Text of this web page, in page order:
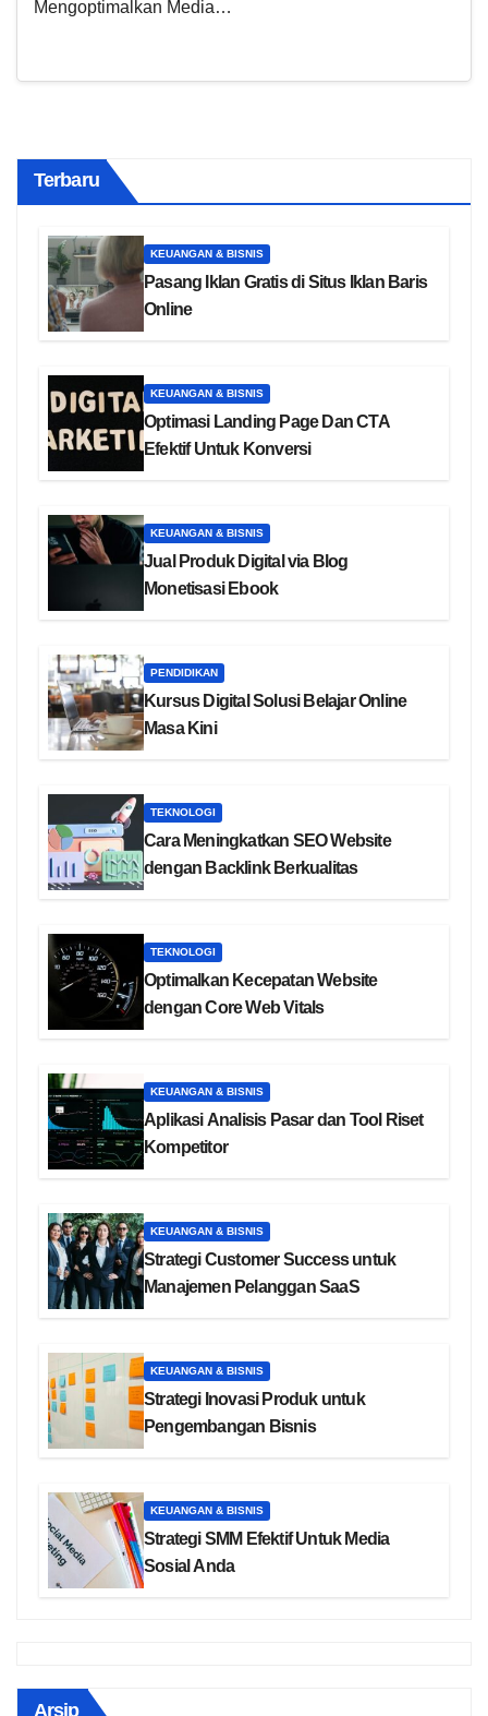
Mengoptimalkan Media…
Terbaru
KEUANGAN & BISNIS
Pasang Iklan Gratis di Situs Iklan Baris
Online
KEUANGAN & BISNIS
Optimasi Landing Page Dan CTA
Efektif Untuk Konversi
KEUANGAN & BISNIS
Jual Produk Digital via Blog
Monetisasi Ebook
PENDIDIKAN
Kursus Digital Solusi Belajar Online
Masa Kini
TEKNOLOGI
Cara Meningkatkan SEO Website
dengan Backlink Berkualitas
TEKNOLOGI
Optimalkan Kecepatan Website
dengan Core Web Vitals
KEUANGAN & BISNIS
Aplikasi Analisis Pasar dan Tool Riset
Kompetitor
KEUANGAN & BISNIS
Strategi Customer Success untuk
Manajemen Pelanggan SaaS
KEUANGAN & BISNIS
Strategi Inovasi Produk untuk
Pengembangan Bisnis
KEUANGAN & BISNIS
Strategi SMM Efektif Untuk Media
Sosial Anda
Arsip